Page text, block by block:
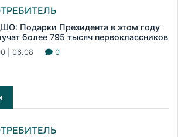
Подарки Президента в этом году
более 795 тысяч первоклассников
| 06.08 0